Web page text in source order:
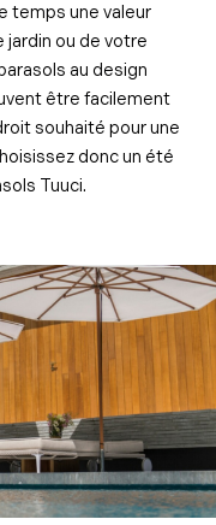
temps une valeur
jardin ou de votre
au design
être facilement
souhaité pour une
donc un été
Tuuci.